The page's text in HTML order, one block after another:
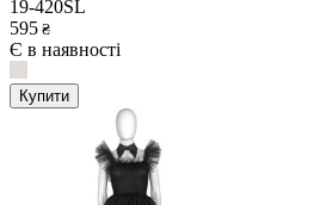
19-420SL
595 ₴
Є в наявності
Купити